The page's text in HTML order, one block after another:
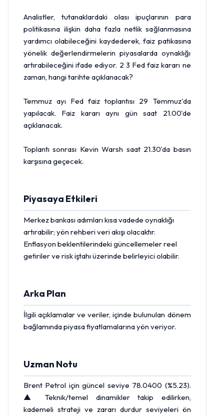
Analistler, tutanaklardaki olası ipuçlarının para
politikasına ilişkin daha fazla netlik sağlanmasına
yardımcı olabileceğini kaydederek, faiz patikasına
yönelik değerlendirmelerin piyasalarda oynaklığı
artırabileceğini ifade ediyor. 2 3 Fed faiz kararı ne
zaman, hangi tarihte açıklanacak?
Temmuz ayı Fed faiz toplantısı 29 Temmuz'da
yapılacak. Faiz kararı aynı gün saat 21.00'de
açıklanacak.
Toplantı sonrası Kevin Warsh saat 21.30'da basın
karşısına geçecek.
Piyasaya Etkileri
Merkez bankasıadımları kısa vadede oynaklığı
artırabilir; yön rehberi veri akışı olacaktır.
Enflasyon beklentilerindeki güncellemeler reel
getiriler ve risk iştahı üzerinde belirleyici olabilir.
Arka Plan
İlgili açıklamalar ve veriler, içinde bulunulan dönem
bağlamında piyasa fiyatlamalarına yön veriyor.
Uzman Notu
Brent Petrol için güncel seviye 78.0400 (%5.23).
▲ Teknik/temel dinamikler takip edilirken,
kademeli strateji ve zararı durdur seviyeleri ön